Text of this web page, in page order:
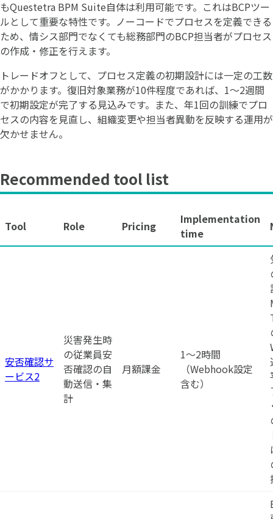
もQuestetra BPM Suite自体は利用可能です。これはBCPツー
ルとして重要な特性です。ノーコードでプロセスを定義できる
ため、情シス部門でなくても総務部門のBCP担当者がプロセス
の作成・修正を行えます。
トレードオフとして、プロセス定義の初期設計には一定の工数
がかかります。復旧対象業務が10件程度であれば、1〜2週間
で初期設定が完了する見込みです。また、年1回の訓練でプロ
セスの内容を見直し、組織変更や担当者異動を反映する運用が
欠かせません。
Recommended tool list
Tool Role Pricing
Implementation
time
安否確認サ
ービス2
災害発生時
の従業員安
否確認の自
動送信・集
計
月額課金
1〜2時間
（Webhook設定
含む）